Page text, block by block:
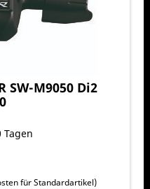
SW-M9050 Di2
für Standardartikel)